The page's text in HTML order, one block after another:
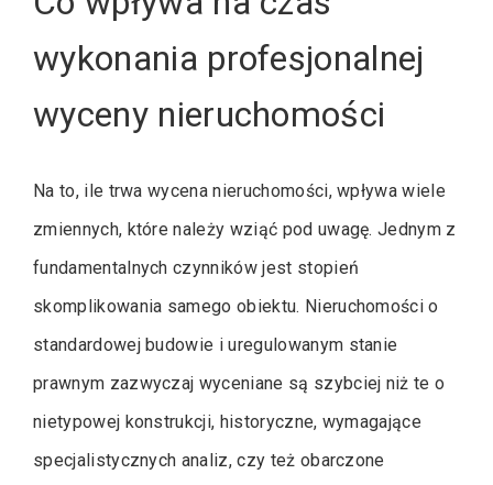
wykonania profesjonalnej
wyceny nieruchomości
Na to, ile trwa wycena nieruchomości, wpływa wiele
zmiennych, które należy wziąć pod uwagę. Jednym z
fundamentalnych czynników jest stopień
skomplikowania samego obiektu. Nieruchomości o
standardowej budowie i uregulowanym stanie
prawnym zazwyczaj wyceniane są szybciej niż te o
nietypowej konstrukcji, historyczne, wymagające
specjalistycznych analiz, czy też obarczone